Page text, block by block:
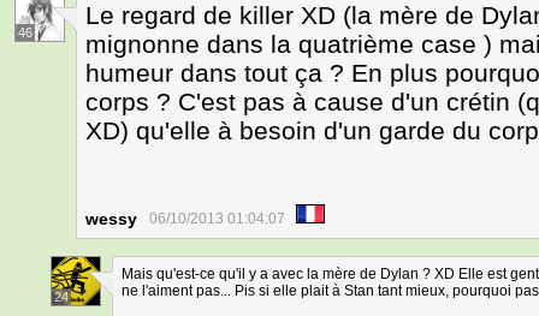
46
Le regard de killer XD (la mère de
mignonne dans la quatrième case )
humeur dans tout ça ? En plus
corps ? C'est pas à cause d'un crétin
XD) qu'elle à besoin d'un garde du
wessy 06/10/2013 01:04:07
24
Mais qu'est-ce qu'il y a avec la mère de Dylan ? XD Elle est
ne l'aiment pas... Pis si elle plait à Stan tant mieux, pourquoi